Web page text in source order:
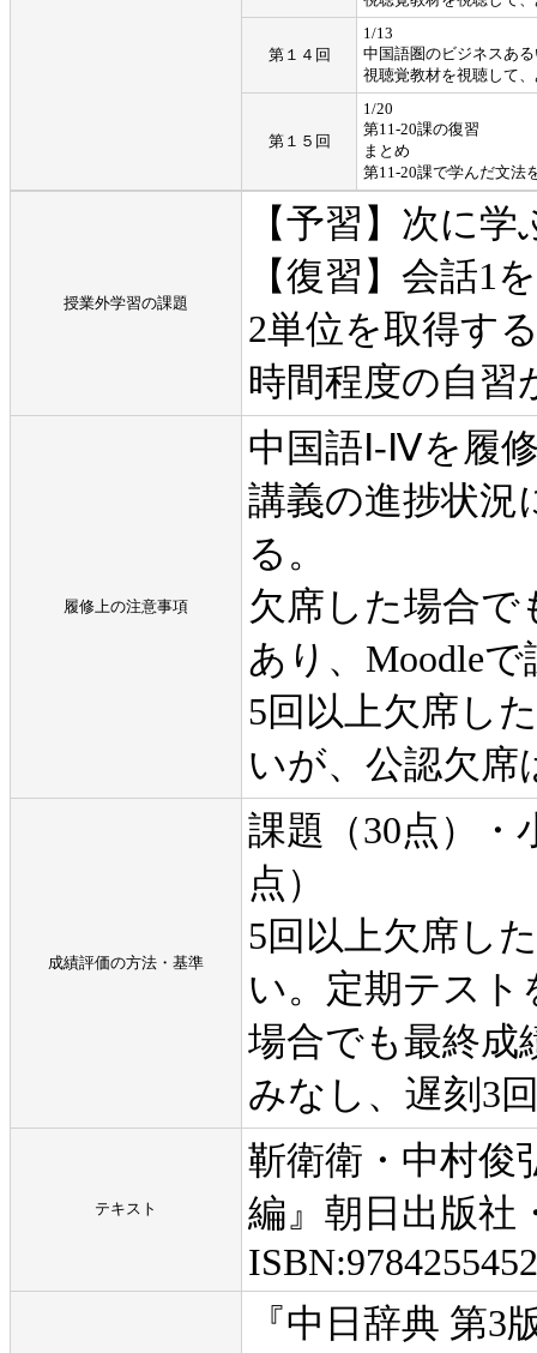
第１４回
1/13
中国語圏のビジネスあ
視聴覚教材を視聴して
第１５回
1/20
第11-20課の復習
まとめ
第11-20課で学んだ文法
授業外学習の課題
【予習】次に
【復習】会話1
2単位を取得す
時間程度の自習
履修上の注意事項
中国語Ⅰ-Ⅳを履
講義の進捗状況
る。
欠席した場合で
あり、Moodle
5回以上欠席し
いが、公認欠席
成績評価の方法・基準
課題（30点）・
点）
5回以上欠席し
い。定期テス
場合でも最終成
みなし、遅刻3
テキスト
靳衛衛・中村俊
編』朝日出版社
『中日辞典 第3